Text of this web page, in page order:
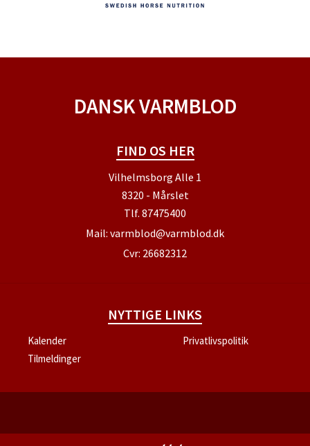
DANSK VARMBLOD
FIND OS HER
Vilhelmsborg Alle 1
8320 - Mårslet
Tlf. 87475400
Mail: varmblod@varmblod.dk
Cvr: 26682312
NYTTIGE LINKS
Kalender
Privatlivspolitik
Tilmeldinger